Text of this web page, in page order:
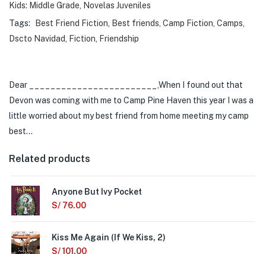
Kids: Middle Grade
Novelas Juveniles
Tags:
Best Friend Fiction Best friends Camp Fiction Camps
Dscto Navidad
Fiction Friendship
Dear ________________________,When I found out that
Devon was coming with me to Camp Pine Haven this year I was a
little worried about my best friend from home meeting my camp
best…
Related products
Anyone But Ivy Pocket
S/ 76.00
Kiss Me Again (If We Kiss, 2)
S/101.00